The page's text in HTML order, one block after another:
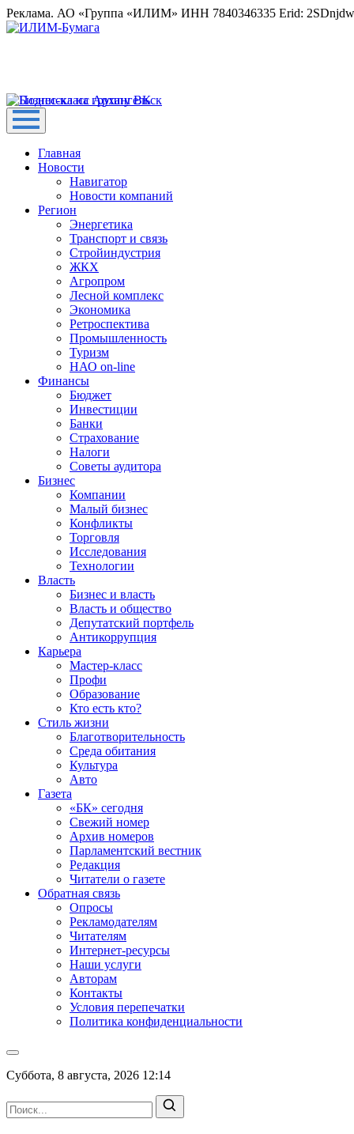
Реклама. АО «Группа «ИЛИМ» ИНН 7840346335 Erid:
Главная
Новости
Навигатор
Новости компаний
Регион
Энергетика
Транспорт и связь
Стройиндустрия
ЖКХ
Агропром
Лесной комплекс
Экономика
Ретроспектива
Промышленность
Туризм
НАО on-line
Финансы
Бюджет
Инвестиции
Банки
Страхование
Налоги
Советы аудитора
Бизнес
Компании
Малый бизнес
Конфликты
Торговля
Исследования
Технологии
Власть
Бизнес и власть
Власть и общество
Депутатский портфель
Антикоррупция
Карьера
Мастер-класс
Профи
Образование
Кто есть кто?
Стиль жизни
Благотворительность
Среда обитания
Культура
Авто
Газета
«БК» сегодня
Свежий номер
Архив номеров
Парламентский вестник
Редакция
Читатели о газете
Обратная связь
Опросы
Рекламодателям
Читателям
Интернет-ресурсы
Наши услуги
Авторам
Контакты
Условия перепечатки
Политика конфиденциальности
Суббота, 8 августа, 2026 12:14